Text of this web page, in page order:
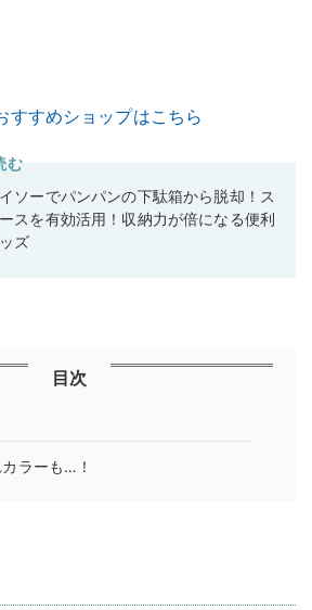
すすめショップはこちら
む
ソーでパンパンの下駄箱から脱却！ス
スを有効活用！収納力が倍になる便利
ズ
目次
ラーも…！